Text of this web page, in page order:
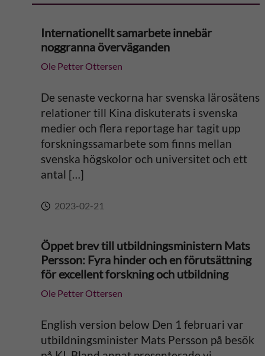
Internationellt samarbete innebär
noggranna överväganden
Ole Petter Ottersen
De senaste veckorna har svenska lärosätens
relationer till Kina diskuterats i svenska
medier och flera reportage har tagit upp
forskningssamarbete som finns mellan
svenska högskolor och universitet och ett
antal […]
2023-02-21
Öppet brev till utbildningsministern Mats
Persson: Fyra hinder och en förutsättning
för excellent forskning och utbildning
Ole Petter Ottersen
English version below Den 1 februari var
utbildningsminister Mats Persson på besök